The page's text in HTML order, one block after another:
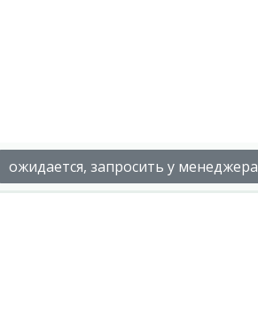
ожидается, запросить у менеджера